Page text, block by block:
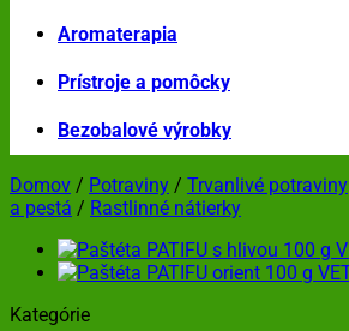
Aromaterapia
Prístroje a pomôcky
Bezobalové výrobky
Domov / Potraviny / Trvanlivé potraviny
a pestá / Rastlinné nátierky
Kategórie